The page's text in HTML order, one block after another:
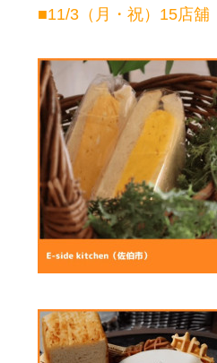
■11/3（月・祝）15店舖